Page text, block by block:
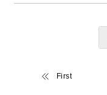
First